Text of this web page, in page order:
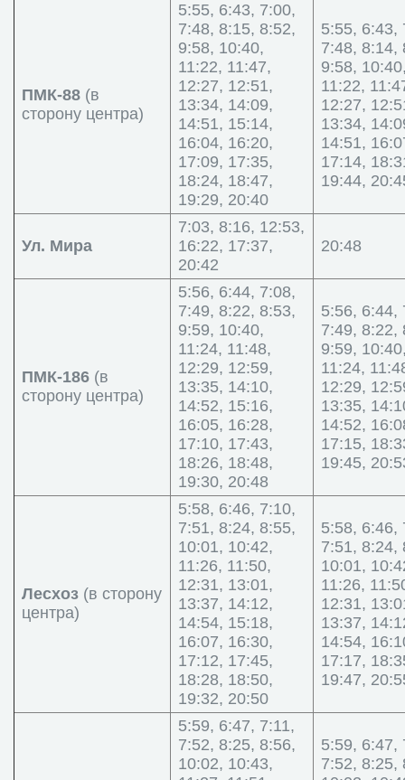
ПМК-88 (в
сторону центра)
5:55, 6:43, 7:00,
7:48, 8:15, 8:52,
9:58, 10:40,
11:22, 11:47,
12:27, 12:51,
13:34, 14:09,
14:51, 15:14,
16:04, 16:20,
17:09, 17:35,
18:24, 18:47,
19:29, 20:40
5:55, 6:43,
7:48, 8:14,
9:58,
11:22,
12:27,
13:34,
14:51,
17:14,
19:44,
Ул. Мира
7:03, 8:16, 12:53,
16:22, 17:37,
20:42
20:48
ПМК-186 (в
сторону центра)
5:56, 6:44, 7:08,
7:49, 8:22, 8:53,
9:59, 10:40,
11:24, 11:48,
12:29, 12:59,
13:35, 14:10,
14:52, 15:16,
16:05, 16:28,
17:10, 17:43,
18:26, 18:48,
19:30, 20:48
5:56, 6:44,
7:49, 8:22,
9:59,
11:24,
12:29,
13:35,
14:52,
17:15,
19:45,
Лесхоз (в сторону
центра)
5:58, 6:46, 7:10,
7:51, 8:24, 8:55,
10:01, 10:42,
11:26, 11:50,
12:31, 13:01,
13:37, 14:12,
14:54, 15:18,
16:07, 16:30,
17:12, 17:45,
18:28, 18:50,
19:32, 20:50
5:58, 6:46,
7:51, 8:24,
10:01,
11:26,
12:31,
13:37,
14:54,
17:17,
19:47,
5:59, 6:47, 7:11,
7:52, 8:25, 8:56,
10:02, 10:43,
5:59, 6:47,
7:52, 8:25,